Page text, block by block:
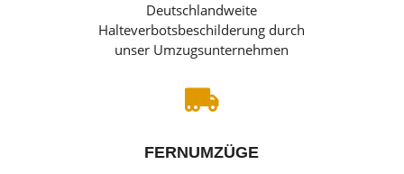
Deutschlandweite
Halteverbotsbeschilderung durch
unser Umzugsunternehmen

FERNUMZÜGE